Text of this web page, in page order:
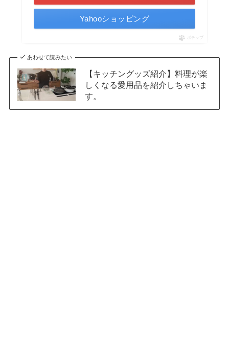
Yahooショッピング
ポチップ
あわせて読みたい
【キッチングッズ紹介】料理が楽
しくなる愛用品を紹介しちゃいま
す。